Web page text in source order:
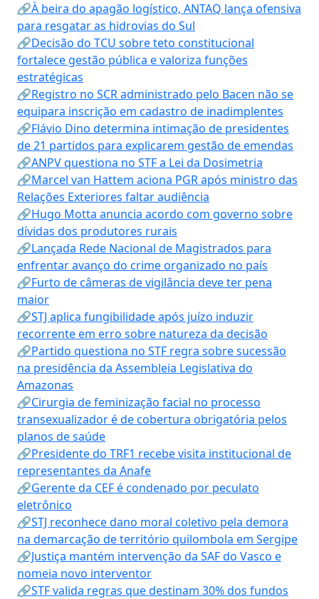
🔗À beira do apagão logístico, ANTAQ lança ofensiva
para resgatar as hidrovias do Sul
🔗Decisão do TCU sobre teto constitucional
fortalece gestão pública e valoriza funções
estratégicas
🔗Registro no SCR administrado pelo Bacen não se
equipara inscrição em cadastro de inadimplentes
🔗Flávio Dino determina intimação de presidentes
de 21 partidos para explicarem gestão de emendas
🔗ANPV questiona no STF a Lei da Dosimetria
🔗Marcel van Hattem aciona PGR após ministro das
Relações Exteriores faltar audiência
🔗Hugo Motta anuncia acordo com governo sobre
dívidas dos produtores rurais
🔗Lançada Rede Nacional de Magistrados para
enfrentar avanço do crime organizado no país
🔗Furto de câmeras de vigilância deve ter pena
maior
🔗STJ aplica fungibilidade após juízo induzir
recorrente em erro sobre natureza da decisão
🔗Partido questiona no STF regra sobre sucessão
na presidência da Assembleia Legislativa do
Amazonas
🔗Cirurgia de feminização facial no processo
transexualizador é de cobertura obrigatória pelos
planos de saúde
🔗Presidente do TRF1 recebe visita institucional de
representantes da Anafe
🔗Gerente da CEF é condenado por peculato
eletrônico
🔗STJ reconhece dano moral coletivo pela demora
na demarcação de território quilombola em Sergipe
🔗Justiça mantém intervenção da SAF do Vasco e
nomeia novo interventor
🔗STF valida regras que destinam 30% dos fundos